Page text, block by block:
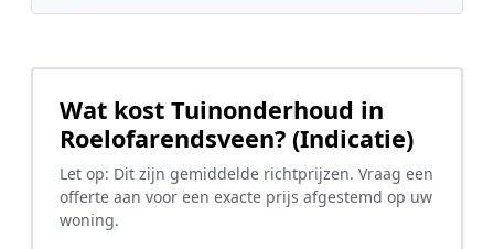
Wat kost Tuinonderhoud in
Roelofarendsveen? (Indicatie)
Let op: Dit zijn gemiddelde richtprijzen. Vraag een
offerte aan voor een exacte prijs afgestemd op uw
woning.